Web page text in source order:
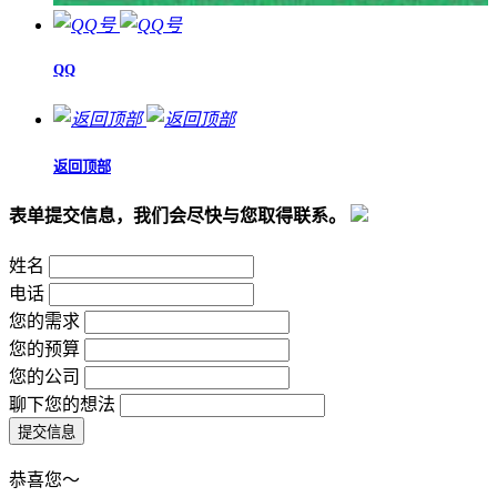
QQ
返回顶部
表单提交信息，我们会尽快与您取得联系。
姓名
电话
您的需求
您的预算
您的公司
聊下您的想法
恭喜您～